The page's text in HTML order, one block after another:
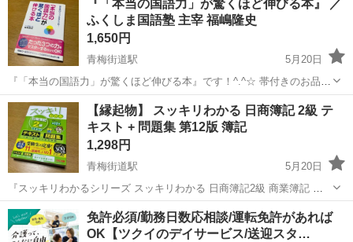
質な方は念のため購入をお控えください。 #大学受験 #大学入試 #難関
大学 ...
『「本当の国語力」が驚くほど伸びる本』 ／
ふくしま国語塾 主宰 福嶋隆史
1,650円
青梅街道駅
5月20日
『「本当の国語力」が驚くほど伸びる本』です！^.^☆ 帯付きのお品と
なっております。 多少のused感はあるかと思いますが、お読みいただ
くのに問題はありません。 ----- 偏差値２０アップは当たり前！ 親・教
師必...
東京 小平市 青梅街道駅 参考書 勉強法
【縁起物】 スッキリわかる 日商簿記 2級 テ
キスト + 問題集 第12版 簿記
1,298円
青梅街道駅
5月20日
『スッキリわかるシリーズ スッキリわかる 日商簿記2級 商業簿記 第
12版』です！^.^☆ 合格したため出品させていただきます。 書き込み
は一切ありません。 お写真の通り、帯が折れていますが、ご使用に問
題はありません。...
東京 青梅街道駅 就職、資格 日商簿記2級
免許必須/勤務日数応相談/運転免許があれば
OK【ツクイのデイサービス/送迎スタ…